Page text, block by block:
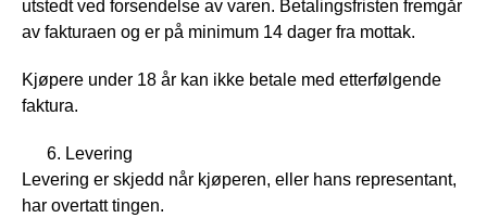
utstedt ved forsendelse av varen. Betalingsfristen fremgår
av fakturaen og er på minimum 14 dager fra mottak.
Kjøpere under 18 år kan ikke betale med etterfølgende
faktura.
Levering
Levering er skjedd når kjøperen, eller hans representant,
har overtatt tingen.